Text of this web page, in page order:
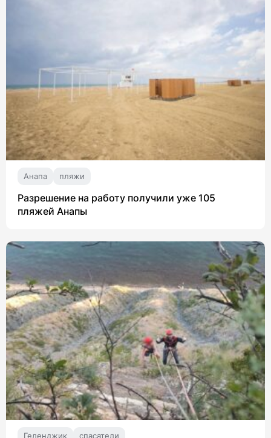
Анапа пляжи
Разрешение на работу получили уже 105
пляжей Анапы
Геленджик спасатели